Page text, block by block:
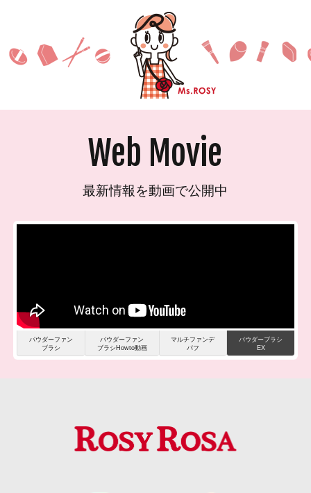
Web Movie
最新情報を動画で公開中
パウダーファン
ブラシ
パウダーファン
ブラシHowto動画
マルチファンデ
パフ
パウダーブラシ
EX